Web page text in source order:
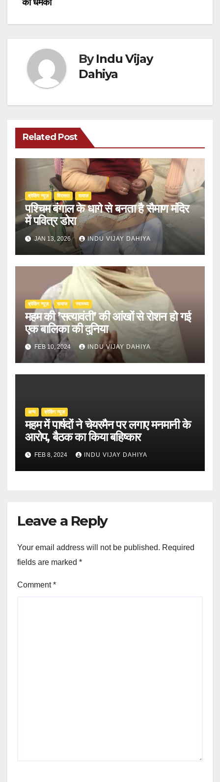
की धमकी
ByIndu Vijay
Dahiya
Related Post
ब्रेकिंग न्यूज़ ‍‍विरासत समाज
पश्चिम बंगाल के धागे से बनता है सैमाण मंदिर
में पवित्र डोरा
JAN 13, 2026 INDU VIJAY DAHIYA
ब्रेकिंग न्यूज़ समाज स्वास्थ्य
महम की ’सत्यावंती’ की आंखों से रोशन हो गई
एक बालिका की दुनिया
FEB 10, 2024 INDU VIJAY DAHIYA
अन्य ब्रेकिंग न्यूज़
महम में पार्षदों ने चेयरमैन पर लगाए मनमानी के
आरोप, बैठक का किया बहिष्कार
FEB 8, 2024 INDU VIJAY DAHIYA
Leave a Reply
Your email address will not be published. Required
fields are marked *
Comment*